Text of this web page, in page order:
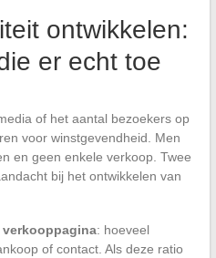
ontwikkelen:
er echt toe
of het aantal bezoekers op
voor winstgevendheid. Men
en geen enkele verkoop. Twee
bij het ontwikkelen van
: hoeveel
of contact. Als deze ratio